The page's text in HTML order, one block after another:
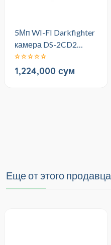
5Мп WI-FI Darkfighter
камера DS-2CD2…
1,224,000 сум
Еще от этого продавца